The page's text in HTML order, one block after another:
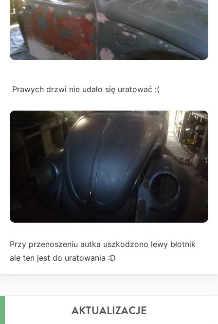
Prawych drzwi nie udało się uratować :(
Przy przenoszeniu autka uszkodzono lewy błotnik
ale ten jest do uratowania :D
AKTUALIZACJE